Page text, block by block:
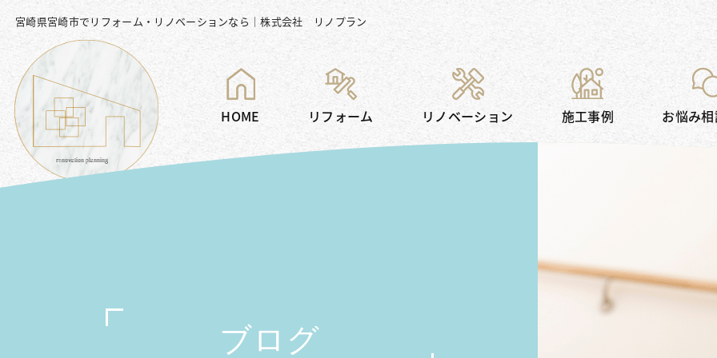
宮崎県宮崎市でリフォーム・リノベーションなら｜株式会社 リノプラン
HOME リフォーム リノベーション 施工事例 お悩み
ブログ